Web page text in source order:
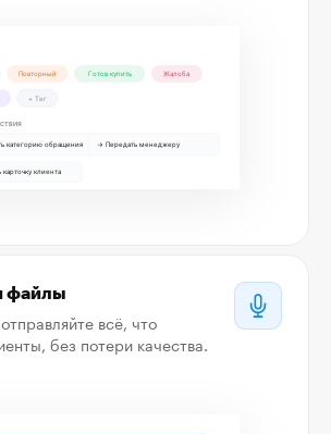
файлы
всё, что
без потери качества.